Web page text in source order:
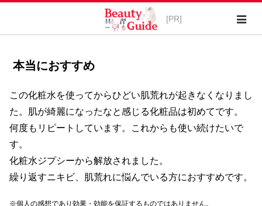
本当におすすめ
この化粧水を使ってからひどい肌荒れが起きなくなりまし
た。肌が綺麗になったなと感じる化粧品は初めてです。
何度もリピートしています。これからも使い続けたいで
す。
化粧水ジプシーから解放されました。
繰り返すニキビ、肌荒れに悩んでいる方におすすめです。
※個人の感想であり効果・効能を保証するものではありません。